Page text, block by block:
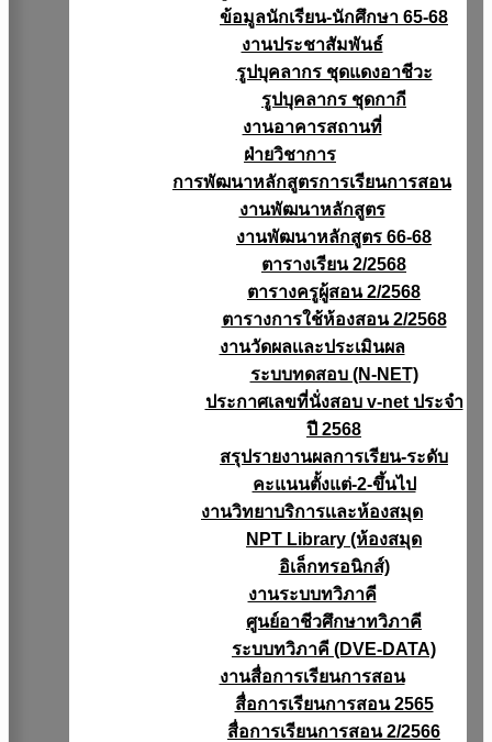
ข้อมูลนักเรียน-นักศึกษา 65-68
งานประชาสัมพันธ์
รูปบุคลากร ชุดแดงอาชีวะ
รูปบุคลากร ชุดกากี
งานอาคารสถานที่
ฝ่ายวิชาการ
การพัฒนาหลักสูตรการเรียนการสอน
งานพัฒนาหลักสูตร
งานพัฒนาหลักสูตร 66-68
ตารางเรียน 2/2568
ตารางครูผู้สอน 2/2568
ตารางการใช้ห้องสอน 2/2568
งานวัดผลเเละประเมินผล
ระบบทดสอบ (N-NET)
ประกาศเลขที่นั่งสอบ v-net ประจำ
ปี 2568
สรุปรายงานผลการเรียน-ระดับ
คะแนนตั้งแต่-2-ขึ้นไป
งานวิทยาบริการเเละห้องสมุด
NPT Library (ห้องสมุด
อิเล็กทรอนิกส์)
งานระบบทวิภาคี
ศูนย์อาชีวศึกษาทวิภาคี
ระบบทวิภาคี (DVE-DATA)
งานสื่อการเรียนการสอน
สื่อการเรียนการสอน 2565
สื่อการเรียนการสอน 2/2566